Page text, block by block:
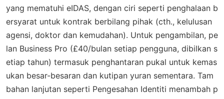
yang mematuhi eIDAS, dengan ciri seperti penghalaan b
ersyarat untuk kontrak berbilang pihak (cth., kelulusan
agensi, doktor dan kemudahan). Untuk pengambilan, pe
lan Business Pro (£40/bulan setiap pengguna, dibilkan s
etiap tahun) termasuk penghantaran pukal untuk kemas
ukan besar-besaran dan kutipan yuran sementara. Tam
bahan lanjutan seperti Pengesahan Identiti menambah p